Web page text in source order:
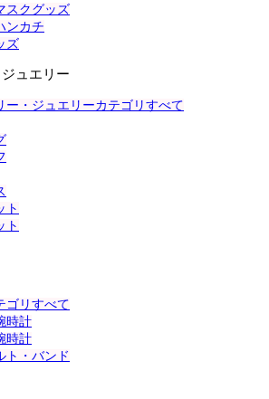
スクグッズ
ンカチ
ズ
ュエリー
ー・ジュエリーカテゴリすべて
ト
ト
ゴリすべて
時計
時計
ト・バンド